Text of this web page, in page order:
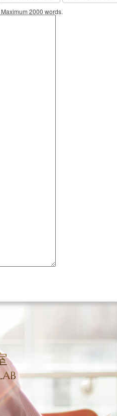
2000 words.